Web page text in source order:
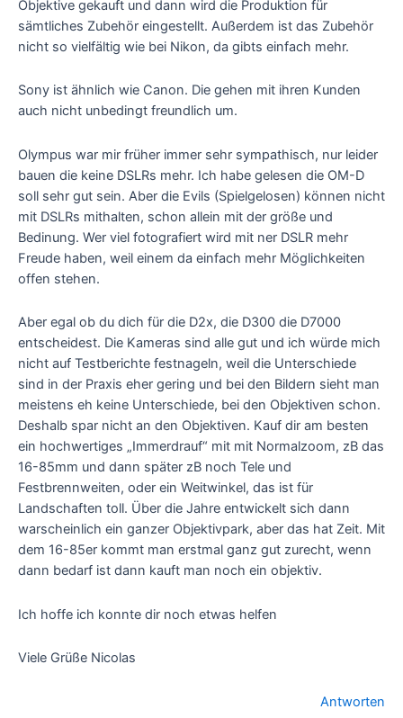
Objektive gekauft und dann wird die Produktion für
sämtliches Zubehör eingestellt. Außerdem ist das Zubehör
nicht so vielfältig wie bei Nikon, da gibts einfach mehr.
Sony ist ähnlich wie Canon. Die gehen mit ihren Kunden
auch nicht unbedingt freundlich um.
Olympus war mir früher immer sehr sympathisch, nur leider
bauen die keine DSLRs mehr. Ich habe gelesen die OM-D
soll sehr gut sein. Aber die Evils (Spielgelosen) können nicht
mit DSLRs mithalten, schon allein mit der größe und
Bedinung. Wer viel fotografiert wird mit ner DSLR mehr
Freude haben, weil einem da einfach mehr Möglichkeiten
offen stehen.
Aber egal ob du dich für die D2x, die D300 die D7000
entscheidest. Die Kameras sind alle gut und ich würde mich
nicht auf Testberichte festnageln, weil die Unterschiede
sind in der Praxis eher gering und bei den Bildern sieht man
meistens eh keine Unterschiede, bei den Objektiven schon.
Deshalb spar nicht an den Objektiven. Kauf dir am besten
ein hochwertiges „Immerdrauf“ mit mit Normalzoom, zB das
16-85mm und dann später zB noch Tele und
Festbrennweiten, oder ein Weitwinkel, das ist für
Landschaften toll. Über die Jahre entwickelt sich dann
warscheinlich ein ganzer Objektivpark, aber das hat Zeit. Mit
dem 16-85er kommt man erstmal ganz gut zurecht, wenn
dann bedarf ist dann kauft man noch ein objektiv.
Ich hoffe ich konnte dir noch etwas helfen
Viele Grüße Nicolas
Antworten